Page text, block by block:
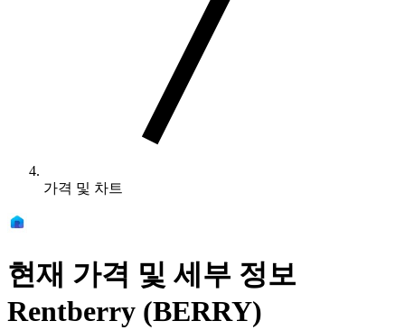
가격 및 차트
현재 가격 및 세부 정보
Rentberry (BERRY)